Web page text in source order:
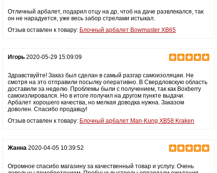
выстрела, резиновые вставки в прикладе
Отличный арбалет, подарил отцу на др, чтоб на даче развлекался, так
он не нарадуется, уже весь забор стрелами истыкал.
Отзыв оставлен к товару: Блочный арбалет Bowmaster XB65
Игорь 2020-05-29 15:09:09
Здравствуйте! Заказ был сделан в самый разгар самоизоляции. Не
смотря на это отправили посылку оперативно. В Свердловскую область
доставили за неделю. Проблемы были с получением, так как Boxberry
самоизлировался. Но в итоге получил на другом пункте выдачи.
Арбалет хорошего качества, но мелкая доводка нужна. Заказом
доволен. Спасибо продавцу!
Отзыв оставлен к товару: Блочный арбалет Man-Kung XB58 Kraken
Жанна 2020-04-05 10:39:52
Огромное спасибо магазину за качественный товар и услугу. Очень